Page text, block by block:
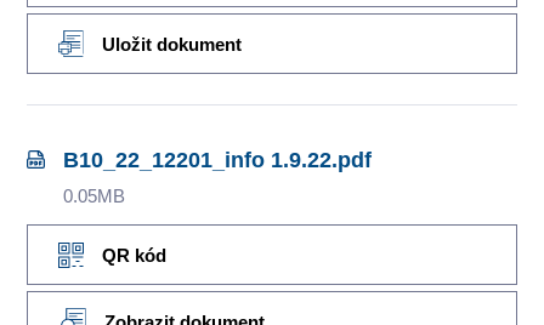
Uložit dokument
B10_22_12201_info 1.9.22.pdf
0.05MB
QR kód